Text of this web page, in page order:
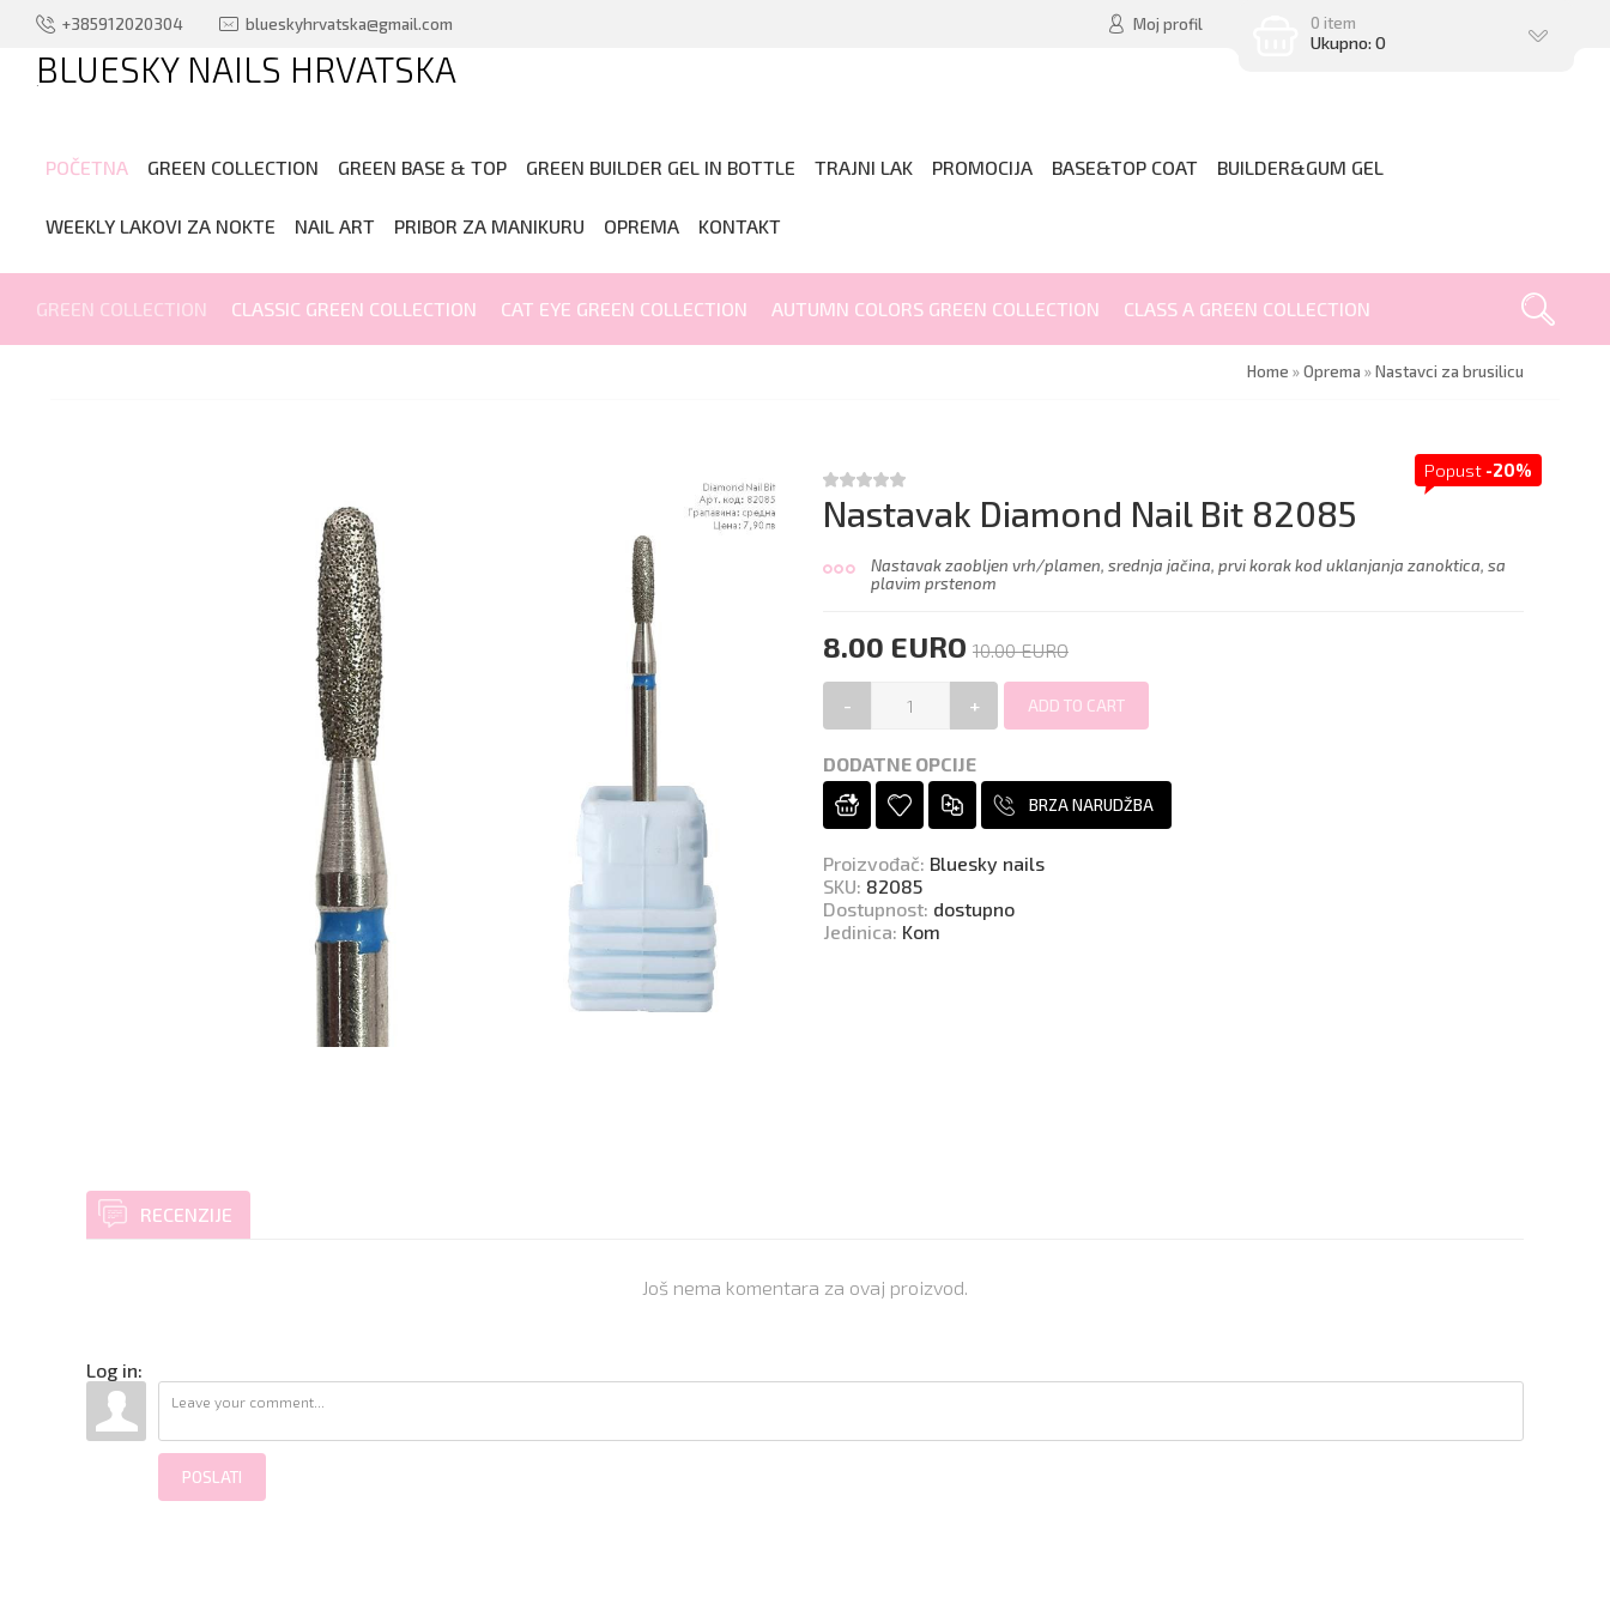
+385912020304 blueskyhrvatska@gmail.com Moj profil 0 item
Ukupno: 0
BLUESKY NAILS HRVATSKA
POČETNA GREEN COLLECTION GREEN BASE & TOP GREEN BUILDER GEL IN BOTTLE TRAJNI LAK PROMOCIJA BASE&TOP COAT BUILDER&GUM GEL
WEEKLY LAKOVI ZA NOKTE NAIL ART PRIBOR ZA MANIKURU OPREMA KONTAKT
GREEN COLLECTION CLASSIC GREEN COLLECTION CAT EYE GREEN COLLECTION AUTUMN COLORS GREEN COLLECTION CLASS A GREEN COLLECTION
Home »Oprema »Nastavci za brusilicu
Popust -20%
Nastavak Diamond Nail Bit 82085
Nastavak zaobljen vrh/plamen, srednja jačina, prvi korak kod uklanjanja zanoktica, sa
plavim prstenom
8.00 EURO 10.00 EURO
- +
DODATNE OPCIJE
BRZA NARUDŽBA
Proizvođač: Bluesky nails
SKU: 82085
Dostupnost: dostupno
Jedinica: Kom
RECENZIJE
Još nema komentara za ovaj proizvod.
Log in:
POSLATI